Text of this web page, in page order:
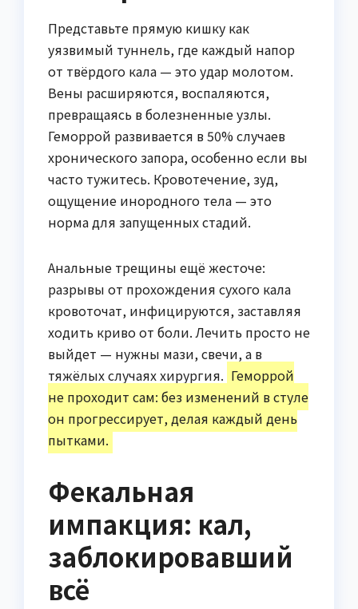
Представьте прямую кишку как
уязвимый туннель, где каждый напор
от твёрдого кала — это удар молотом.
Вены расширяются, воспаляются,
превращаясь в болезненные узлы.
Геморрой развивается в 50% случаев
хронического запора, особенно если вы
часто тужитесь. Кровотечение, зуд,
ощущение инородного тела — это
норма для запущенных стадий.
Анальные трещины ещё жесточе:
разрывы от прохождения сухого кала
кровоточат, инфицируются, заставляя
ходить криво от боли. Лечить просто не
выйдет — нужны мази, свечи, а в
тяжёлых случаях хирургия. Геморрой
не проходит сам: без изменений в стуле
он прогрессирует, делая каждый день
пытками.
Фекальная
импакция: кал,
заблокировавший
всё